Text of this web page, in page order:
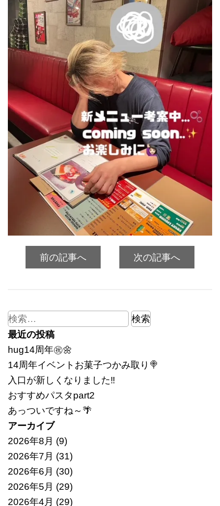
前の記事へ 次の記事へ
検
索:
最近の投稿
hug14周年㊗🌼
14周年イベントお菓子つかみ取り🍭
入口が新しくなりました‼
おすすめパスタpart2
あっついですね～🌴
アーカイブ
2026年8月 (9)
2026年7月 (31)
2026年6月 (30)
2026年5月 (29)
2026年4月 (29)